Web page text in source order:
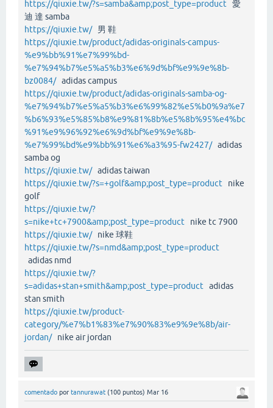
https://qiuxie.tw/?s=samba&amp;post_type=product 愛
迪 達 samba
https://qiuxie.tw/男 鞋
https://qiuxie.tw/product/adidas-originals-campus-
%e9%bb%91%e7%99%bd-
%e7%94%b7%e5%a5%b3%e6%9d%bf%e9%9e%8b-
bz0084/adidas campus
https://qiuxie.tw/product/adidas-originals-samba-og-
%e7%94%b7%e5%a5%b3%e6%99%82%e5%b0%9a%e7
%b6%93%e5%85%b8%e9%81%8b%e5%8b%95%e4%bc
%91%e9%96%92%e6%9d%bf%e9%9e%8b-
%e7%99%bd%e9%bb%91%e6%a3%95-fw2427/adidas
samba og
https://qiuxie.tw/adidas taiwan
https://qiuxie.tw/?s=+golf&amp;post_type=product nike
golf
https://qiuxie.tw/?
s=nike+tc+7900&amp;post_type=product nike tc 7900
https://qiuxie.tw/nike 球鞋
https://qiuxie.tw/?s=nmd&amp;post_type=product
adidas nmd
https://qiuxie.tw/?
s=adidas+stan+smith&amp;post_type=product adidas
stan smith
https://qiuxie.tw/product-
category/%e7%b1%83%e7%90%83%e9%9e%8b/air-
jordan/nike air jordan
comentado por tannurawat (100 puntos) Mar 16